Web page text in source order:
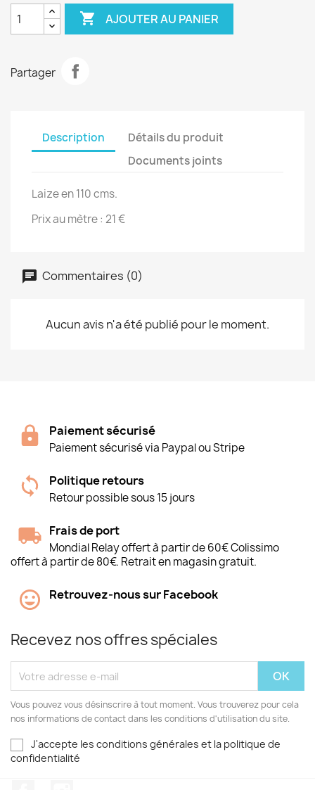
 AJOUTER AU PANIER
Partager
Description
Détails du produit
Documents joints
Laize en 110 cms.
Prix au mètre : 21 €
Commentaires (0)
Aucun avis n'a été publié pour le moment.
Paiement sécurisé
Paiement sécurisé via Paypal ou Stripe
Politique retours
Retour possible sous 15 jours
Frais de port
Mondial Relay offert à partir de 60€ Colissimo
offert à partir de 80€. Retrait en magasin gratuit.
Retrouvez-nous sur Facebook
Recevez nos offres spéciales
Vous pouvez vous désinscrire à tout moment. Vous trouverez pour cela
nos informations de contact dans les conditions d'utilisation du site.
J'accepte les conditions générales et la politique de
confidentialité